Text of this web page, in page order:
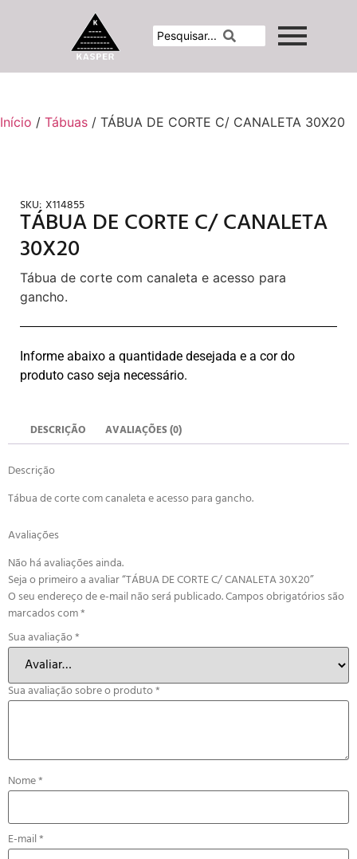
Início / Tábuas / TÁBUA DE CORTE C/ CANALETA 30X20
SKU: X114855
TÁBUA DE CORTE C/ CANALETA
30X20
Tábua de corte com canaleta e acesso para
gancho.
Informe abaixo a quantidade desejada e a cor do
produto caso seja necessário.
DESCRIÇÃO AVALIAÇÕES (0)
Descrição
Tábua de corte com canaleta e acesso para gancho.
Avaliações
Não há avaliações ainda.
Seja o primeiro a avaliar “TÁBUA DE CORTE C/ CANALETA 30X20”
O seu endereço de e-mail não será publicado.Campos obrigatórios são
marcados com*
Sua avaliação*
Sua avaliação sobre o produto*
Nome*
E-mail*